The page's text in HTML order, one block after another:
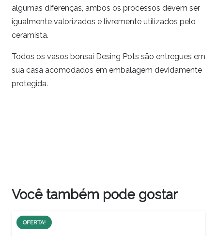
algumas diferenças, ambos os processos devem ser
igualmente valorizados e livremente utilizados pelo
ceramista.
Todos os vasos bonsai Desing Pots são entregues em
sua casa acomodados em embalagem devidamente
protegida.
Você também pode gostar
OFERTA!